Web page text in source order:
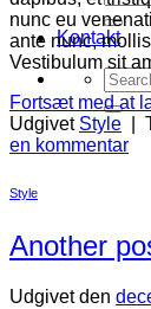
for:
Kontakt
for:
nunc eu
ante nunc,
Vestibulum sit
Fortsæt med at
Udgivet Style
en kommentar
Style
Another
Udgivet den